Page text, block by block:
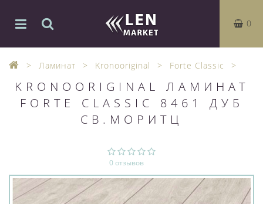
0
Ламинат Kronooriginal Forte Classic
KRONOORIGINAL ЛАМИНАТ
FORTE CLASSIC 8461 ДУБ
СВ.МОРИТЦ
0 отзывов